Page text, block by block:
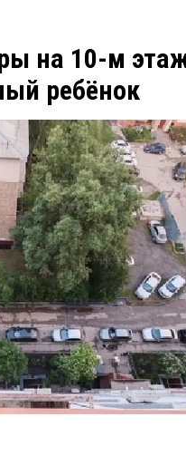
на 10-м
ребёнок